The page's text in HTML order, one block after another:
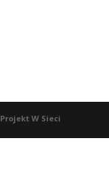
Projekt W Sieci